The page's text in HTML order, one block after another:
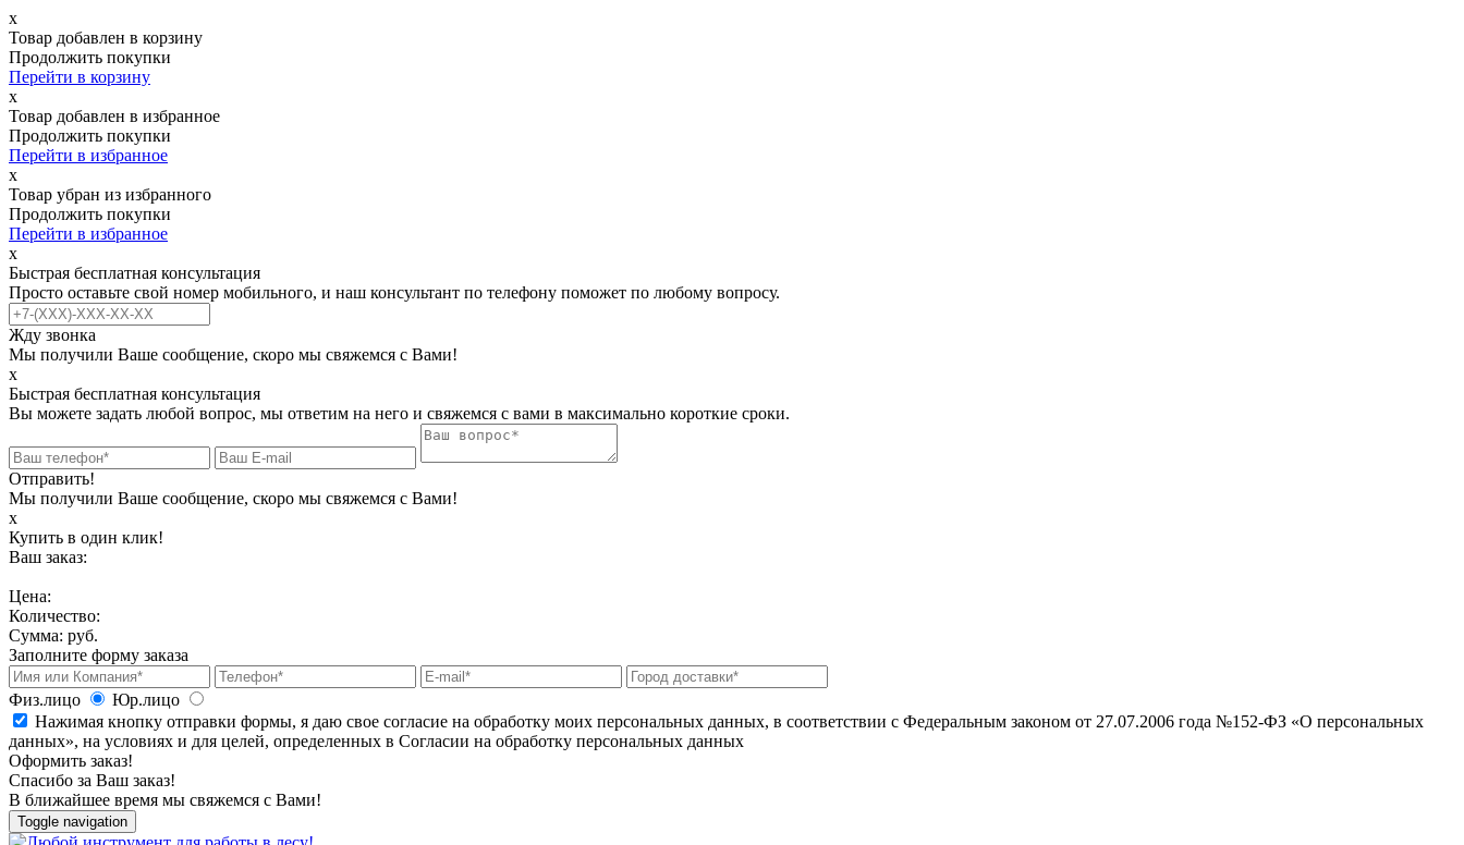
х
Товар добавлен в корзину
Продолжить покупки
Перейти в корзину
х
Товар добавлен в избранное
Продолжить покупки
Перейти в избранное
х
Товар убран из избранного
Продолжить покупки
Перейти в избранное
х
Быстрая бесплатная консультация
Просто оставьте свой номер мобильного, и наш консультант по телефону поможет по любому вопросу.
Жду звонка
Мы получили Ваше сообщение, скоро мы свяжемся с Вами!
х
Быстрая бесплатная консультация
Вы можете задать любой вопрос, мы ответим на него и свяжемся с вами в максимально короткие сроки.
Отправить!
Мы получили Ваше сообщение, скоро мы свяжемся с Вами!
х
Купить в один клик!
Ваш заказ:
Цена:
Количество:
Сумма: руб.
Заполните форму заказа
Физ.лицо
Юр.лицо
Нажимая кнопку отправки формы, я даю свое согласие на обработку моих персональных данных, в соответствии с Федеральным законом от 27.07.2006 года №152-ФЗ «О персональных
данных», на условиях и для целей, определенных в Согласии на обработку персональных данных
Оформить заказ!
Спасибо за Ваш заказ!
В ближайшее время мы свяжемся с Вами!
Toggle navigation